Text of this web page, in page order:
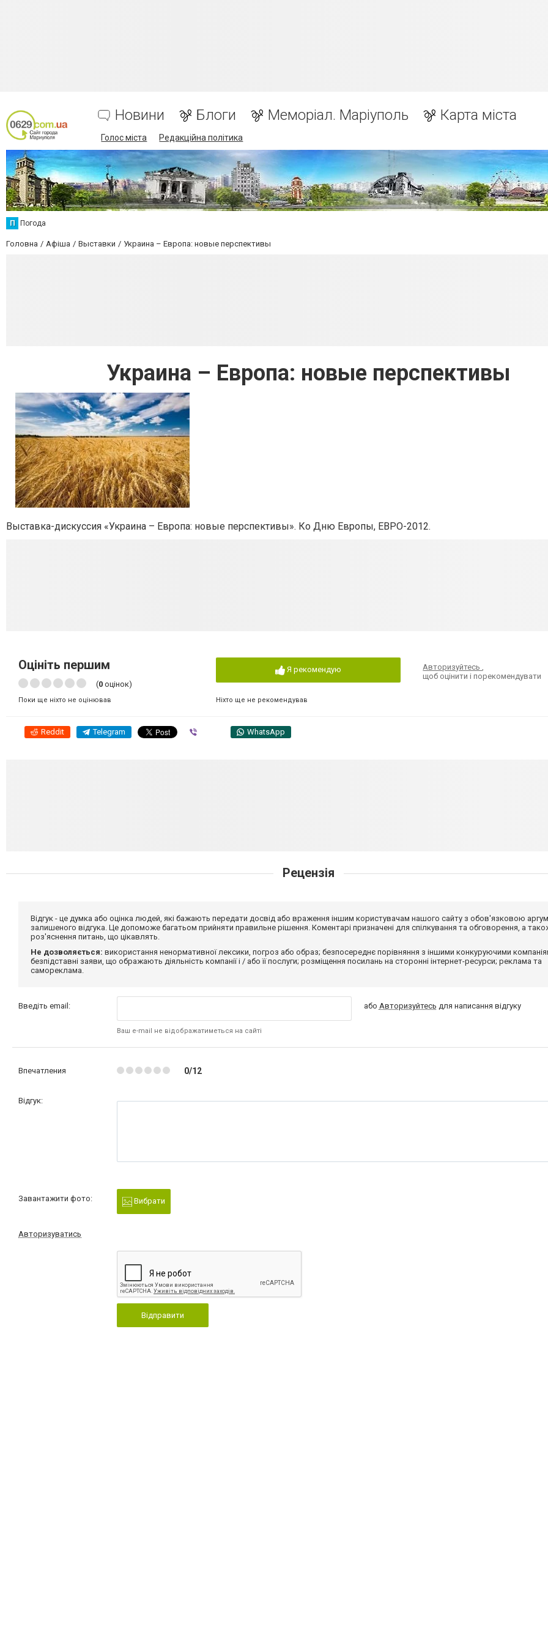
Новини Блоги Меморіал. Маріуполь Карта міста
Голос міста Редакційна політика
П Погода
Головна Афіша Выставки Украина – Европа: новые перспективы
Украина – Европа: новые перспективы
Выставка-дискуссия «Украина – Европа: новые перспективы». Ко Дню Европы, ЕВРО-2012.
Оцініть першим
(0 оцінок)
Поки ще ніхто не оцінював
Я рекомендую
Ніхто ще не рекомендував
Авторизуйтесь,
щоб оцінити і порекомендувати
Reddit Telegram WhatsApp
Рецензія
Відгук - це думка або оцінка людей, які бажають передати досвід або враження іншим користувачам нашого сайту з обов'язковою
залишеного відгука. Це допоможе багатьом прийняти правильне рішення. Коментарі призначені для спілкування та обговорення, а
роз'яснення питань, що цікавлять.
Не дозволяється: використання ненормативної лексики, погроз або образ; безпосереднє порівняння з іншими конкуруючими
безпідставні заяви, що ображають діяльність компанії і / або її послуги; розміщення посилань на сторонні інтернет-ресурси; реклама та
самореклама.
Введіть email:
Ваш e-mail не відображатиметься на сайті
або Авторизуйтесь для написання відгуку
Впечатления 0/12
Відгук:
Завантажити фото: Вибрати
Авторизуватись
Відправити